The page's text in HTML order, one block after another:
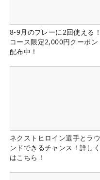
8-9月のプレーに2回使える！
コース限定2,000円クーポン
配布中！
ネクストヒロイン選手とラウ
ンドできるチャンス！詳しく
はこちら！